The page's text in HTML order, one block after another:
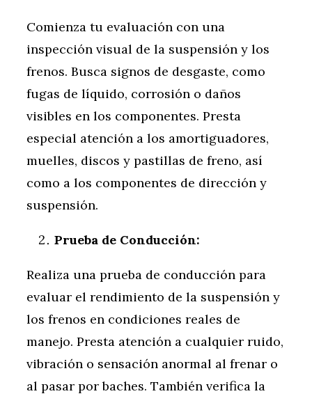
Comienza tu evaluación con una
inspección visual de la suspensión y los
frenos. Busca signos de desgaste, como
fugas de líquido, corrosión o daños
visibles en los componentes. Presta
especial atención a los amortiguadores,
muelles, discos y pastillas de freno, así
como a los componentes de dirección y
suspensión.
Prueba de Conducción:
Realiza una prueba de conducción para
evaluar el rendimiento de la suspensión y
los frenos en condiciones reales de
manejo. Presta atención a cualquier ruido,
vibración o sensación anormal al frenar o
al pasar por baches. También verifica la